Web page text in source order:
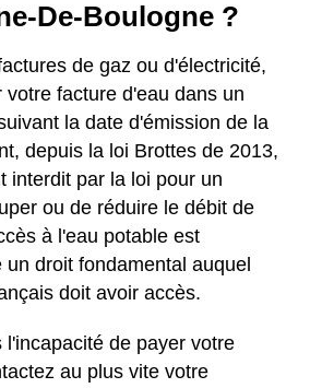
De-Boulogne ?
de gaz ou d'électricité,
facture d'eau dans un
la date d'émission de la
depuis la loi Brottes de 2013,
interdit par la loi pour un
ou de réduire le débit de
à l'eau potable est
droit fondamental auquel
doit avoir accès.
l'incapacité de payer votre
au plus vite votre